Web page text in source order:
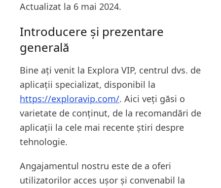
Actualizat la 6 mai 2024.
Introducere și prezentare
generală
Bine ați venit la Explora VIP, centrul dvs. de
aplicații specializat, disponibil la
https://exploravip.com/. Aici veți găsi o
varietate de conținut, de la recomandări de
aplicații la cele mai recente știri despre
tehnologie.
Angajamentul nostru este de a oferi
utilizatorilor acces ușor și convenabil la